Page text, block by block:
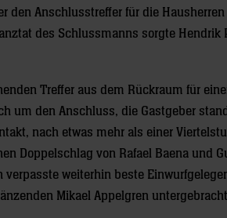
den Anschlusstreffer für die
des Schlussmanns sorgte
Treffer aus dem Rückraum für
um den Anschluss, die Gastgeber
nach etwas mehr als einer
Doppelschlag von Rafael Baena und
weiterhin beste
Mikael Appelgren